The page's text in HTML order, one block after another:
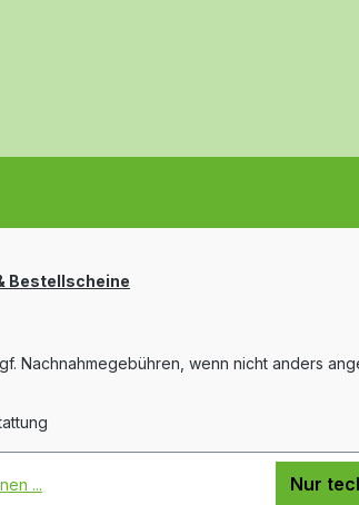
Bestellscheine
Nachnahmegebühren, wenn nicht anders
... Nur